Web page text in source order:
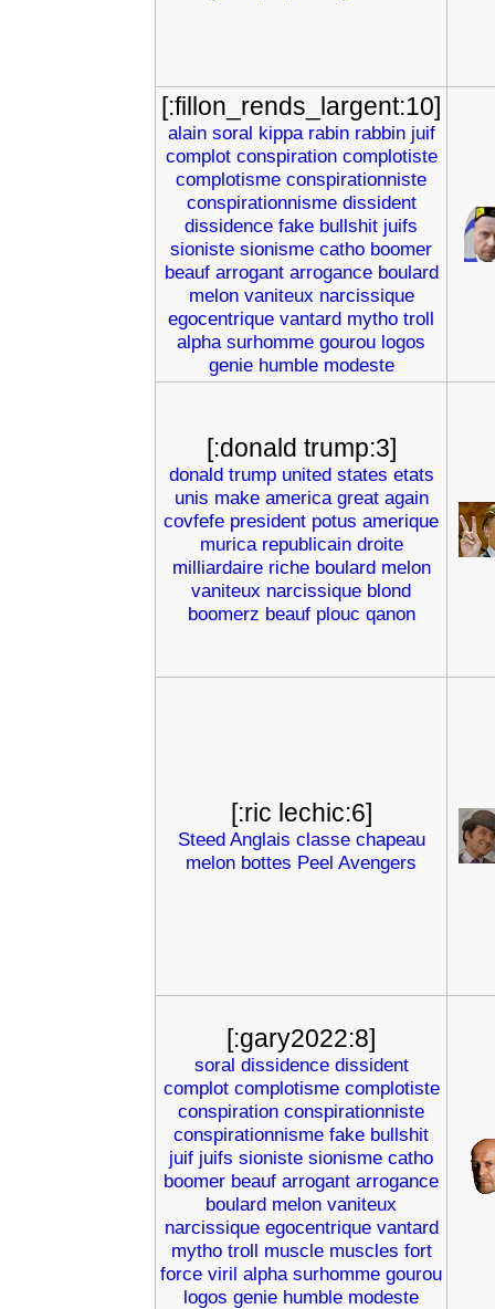
[:fillon_rends_largent:10]
alain soral kippa rabin rabbin juif
complot conspiration complotiste
complotisme conspirationniste
conspirationnisme dissident
dissidence fake bullshit juifs
sioniste sionisme catho boomer
beauf arrogant arrogance boulard
melon vaniteux narcissique
egocentrique vantard mytho troll
alpha surhomme gourou logos
genie humble modeste
[:donald trump:3]
donald trump united states etats
unis make america great again
covfefe president potus amerique
murica republicain droite
milliardaire riche boulard melon
vaniteux narcissique blond
boomerz beauf plouc qanon
[:ric lechic:6]
Steed Anglais classe chapeau
melon bottes Peel Avengers
[:gary2022:8]
soral dissidence dissident
complot complotisme complotiste
conspiration conspirationniste
conspirationnisme fake bullshit
juif juifs sioniste sionisme catho
boomer beauf arrogant arrogance
boulard melon vaniteux
narcissique egocentrique vantard
mytho troll muscle muscles fort
force viril alpha surhomme gourou
logos genie humble modeste